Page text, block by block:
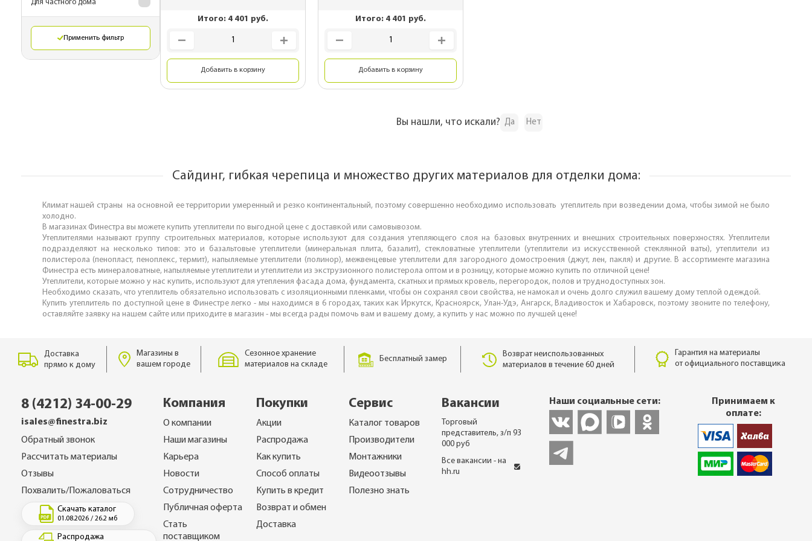
Комплектующие для
гибкой черепицы
Металлические планки
для монтажа
Подкровельная
Для дачного домика
Для частного дома
Применить фильтр
Итого: 4 401 руб.
Добавить в корзину
Итого: 4 401 руб.
Добавить в корзину
Вы нашли, что искали? Да Нет
Сайдинг, гибкая черепица и множество других материалов для отделки дома:
Климат нашей страны на основной ее территории умеренный и резко континентальный, поэтому совершенно необходимо использовать утеплитель при возведении дома, чтобы зимой не было
холодно.
В магазинах Финестра вы можете купить утеплители по выгодной цене с доставкой или самовывозом.
Утеплителями называют группу строительных материалов, которые используют для создания утепляющего слоя на базовых внутренних и внешних строительных поверхностях. Утеплители
подразделяют на несколько типов: это и базальтовые утеплители (минеральная плита, базалит), стекловатные утеплители (утеплители из искусственной стеклянной ваты), утеплители из
полистерола (пенопласт, пеноплекс, термит), напыляемые утеплители (полинор), межвенцевые утеплители для загородного домостроения (джут, лен, пакля) и другие. В ассортименте магазина
Финестра есть минераловатные, напыляемые утеплители и утеплители из экструзионного полистерола оптом и в розницу, которые можно купить по отличной цене!
Утеплители, которые можно у нас купить, используют для утепления фасада дома, фундамента, скатных и прямых кровель, перегородок, полов и труднодоступных зон.
Необходимо сказать, что утеплитель обязательно использовать с изоляционными пленками, чтобы он сохранял свои свойства, не намокал и очень долго служил вашему дому теплой одеждой.
Купить утеплитель по доступной цене в Финестре легко - мы находимся в 6 городах, таких как Иркутск, Красноярск, Улан-Удэ, Ангарск, Владивосток и Хабаровск, поэтому звоните по телефону,
оставляйте заявку на нашем сайте или приходите в магазин - мы всегда рады помочь вам и вашему дому, а купить у нас можно по лучшей цене!
Доставка
прямо к дому
Магазины в
вашем городе
Сезонное хранение
материалов на складе
Бесплатный замер
Возврат неиспользованных
материалов в течение 60 дней
Гарантия на материалы
от официального поставщика
8 (4212) 34-00-29
isales@finestra.biz
Обратный звонок
Рассчитать материалы
Отзывы
Похвалить/Пожаловаться
Скачать каталог
01.08.2026 / 26.2 мб
Распродажа
Компания
О компании
Наши магазины
Карьера
Новости
Сотрудничество
Публичная оферта
Стать
поставщиком
Покупки
Акции
Распродажа
Как купить
Способ оплаты
Купить в кредит
Возврат и обмен
Доставка
Сервис
Каталог товаров
Производители
Монтажники
Видеоотзывы
Полезно знать
Вакансии
Торговый
представитель, з/п 93
000 руб
Все вакансии - на
hh.ru
Наши социальные сети:
Принимаем к
оплате: